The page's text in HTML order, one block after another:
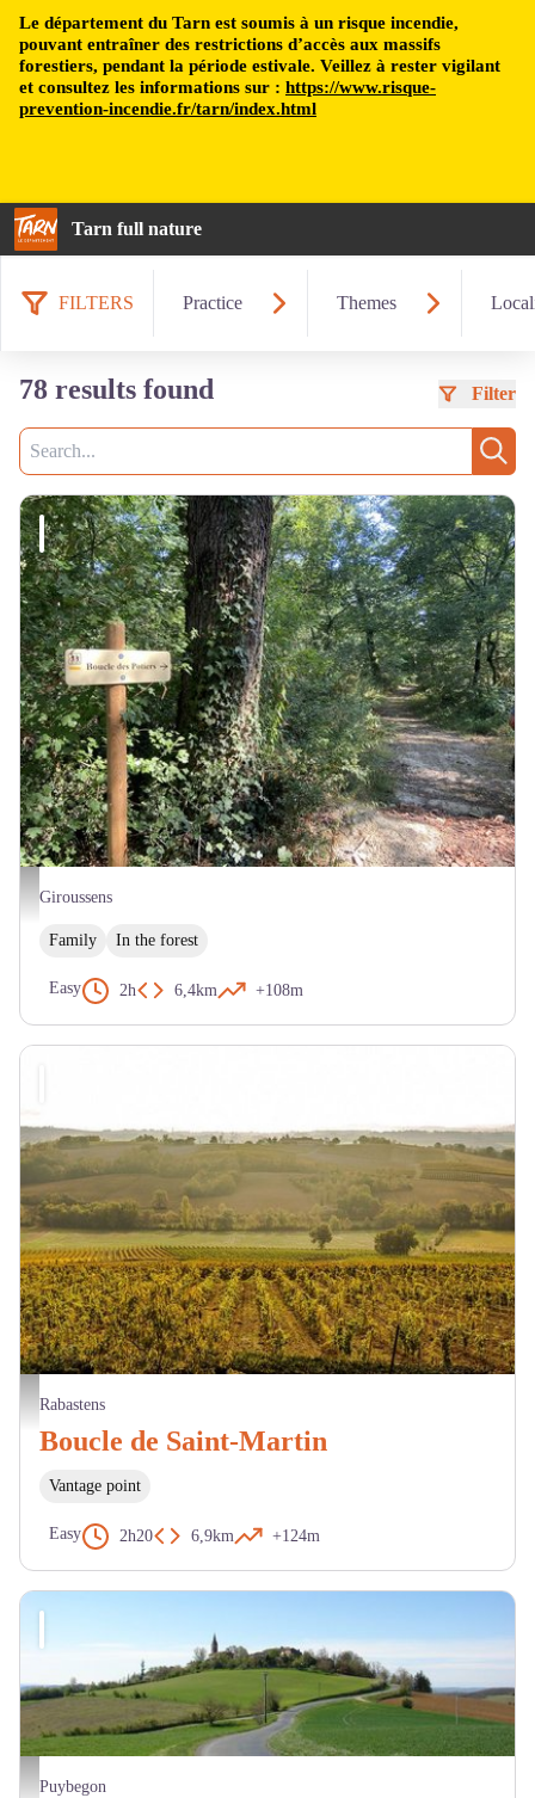
Le département du Tarn est soumis à un risque incendie,
pouvant entraîner des restrictions d’accès aux massifs
forestiers, pendant la période estivale. Veillez à rester vigilant
et consultez les informations sur : https://www.risque-
prevention-incendie.fr/tarn/index.html
Tarn full nature
FILTERS Practice Themes
78 results found Filter
Search
Giroussens - Boucle des Potiers - CX La Toscane Occitane
Giroussens
Family In the forest
Easy 2h 6,4km +108m
Paysage de vignes - Pascale Walter CDT tarn
Rabastens
Boucle de Saint-Martin
Vantage point
Easy 2h20 6,9km +124m
Le village - Mairie Puybegon
Puybegon